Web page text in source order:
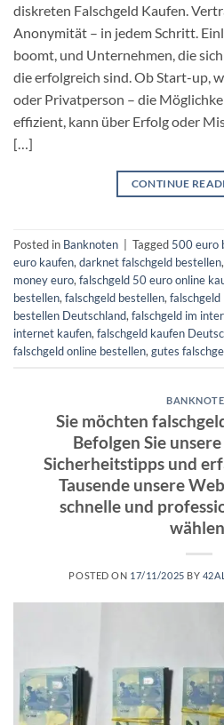
diskreten Falschgeld Kaufen.
Anonymität – in jedem Schritt.
boomt, und Unternehmen, die
die erfolgreich sind. Ob Start-up,
oder Privatperson – die
effizient, kann über Erfolg oder
[…]
CONTINUE
Posted in Banknoten Tagged 500 euro
euro kaufen​,darknet falschgeld bestellen,
money euro,falschgeld 50 euro online
bestellen,falschgeld bestellen,falschgeld
bestellen Deutschland,falschgeld im
internet kaufen​,falschgeld kaufen
falschgeld online bestellen​,gutes
Sie möchten
Befolgen Sie
Sicherheitstipps und
Tausende unsere
schnelle und
POSTED ON 17/11/2025 BY